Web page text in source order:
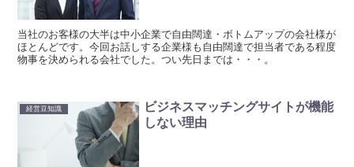
当社のお客様の大半は中小企業で自由闊達・ボトムアップの会社様が
ほとんどです。今回お話しする企業様も自由闊達で担当者である程度
物事を決められる会社でした。つい先日までは・・・。
経営豆知識
ビジネスマッチングサイトが機能
しない理由